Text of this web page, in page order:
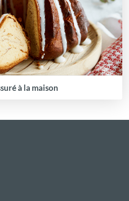
à la maison